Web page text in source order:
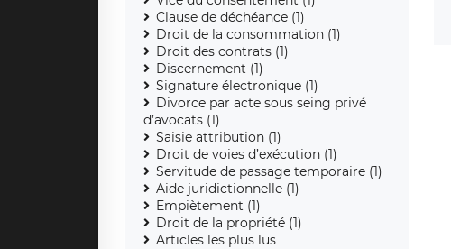
Clause de déchéance (1)
Droit de la consommation (1)
Droit des contrats (1)
Discernement (1)
Signature électronique (1)
Divorce par acte sous seing privé
d’avocats (1)
Saisie attribution (1)
Droit de voies d’exécution (1)
Servitude de passage temporaire (1)
Aide juridictionnelle (1)
Empiètement (1)
Droit de la propriété (1)
Articles les plus lus